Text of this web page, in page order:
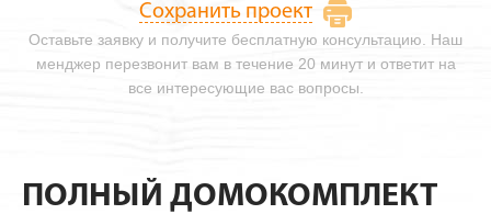
Оставьте заявку и получите бесплатную консультацию. Наш
менджер перезвонит вам в течение 20 минут и ответит на
все интересующие вас вопросы.
Сохранить проект
ПОЛНЫЙ ДОМОКОМПЛЕКТ